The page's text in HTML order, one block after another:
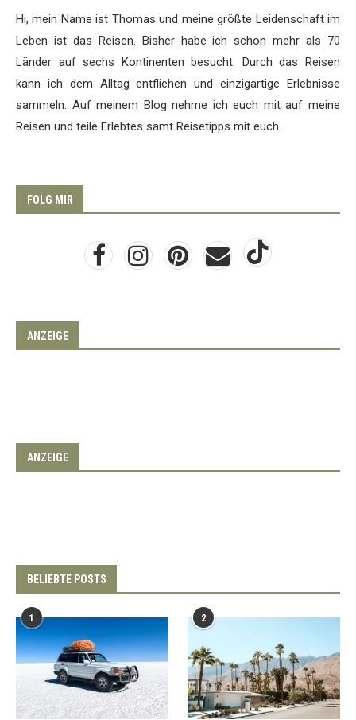
Hi, mein Name ist Thomas und meine größte Leidenschaft im
Leben ist das Reisen. Bisher habe ich schon mehr als 70
Länder auf sechs Kontinenten besucht. Durch das Reisen
kann ich dem Alltag entfliehen und einzigartige Erlebnisse
sammeln. Auf meinem Blog nehme ich euch mit auf meine
Reisen und teile Erlebtes samt Reisetipps mit euch.
FOLG MIR
ANZEIGE
ANZEIGE
BELIEBTE POSTS
1 2